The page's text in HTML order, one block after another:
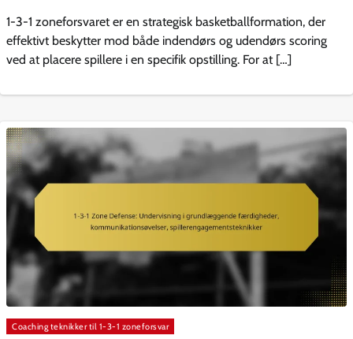
1-3-1 zoneforsvaret er en strategisk basketballformation, der
effektivt beskytter mod både indendørs og udendørs scoring
ved at placere spillere i en specifik opstilling. For at […]
Coaching teknikker til 1-3-1 zoneforsvar